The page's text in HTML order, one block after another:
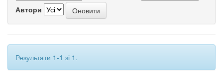
Автори
Результати 1-1 зі 1.